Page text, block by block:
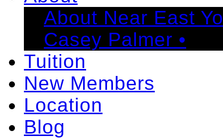
About Near East
Casey Palmer •
Tuition
New Members
Location
Blog